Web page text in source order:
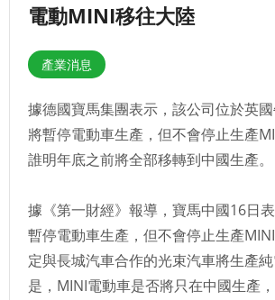
電動MINI移往大陸
產業消息
據德國寶馬集團表示，該公司位於英
將暫停電動車生產，但不會停止生產
誰明年底之前將全部移轉到中國生產。
據《第一財經》報導，寶馬中國16日
暫停電動車生產，但不會停止生產
定與長城汽車合作的光束汽車將生產
是，MINI電動車是否將只在中國生產